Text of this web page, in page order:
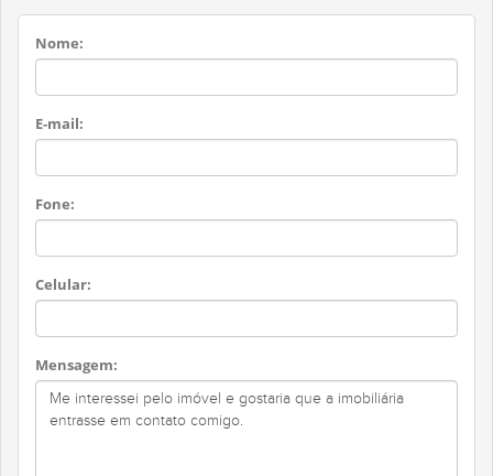
Nome:
E-mail:
Fone:
Celular:
Mensagem: